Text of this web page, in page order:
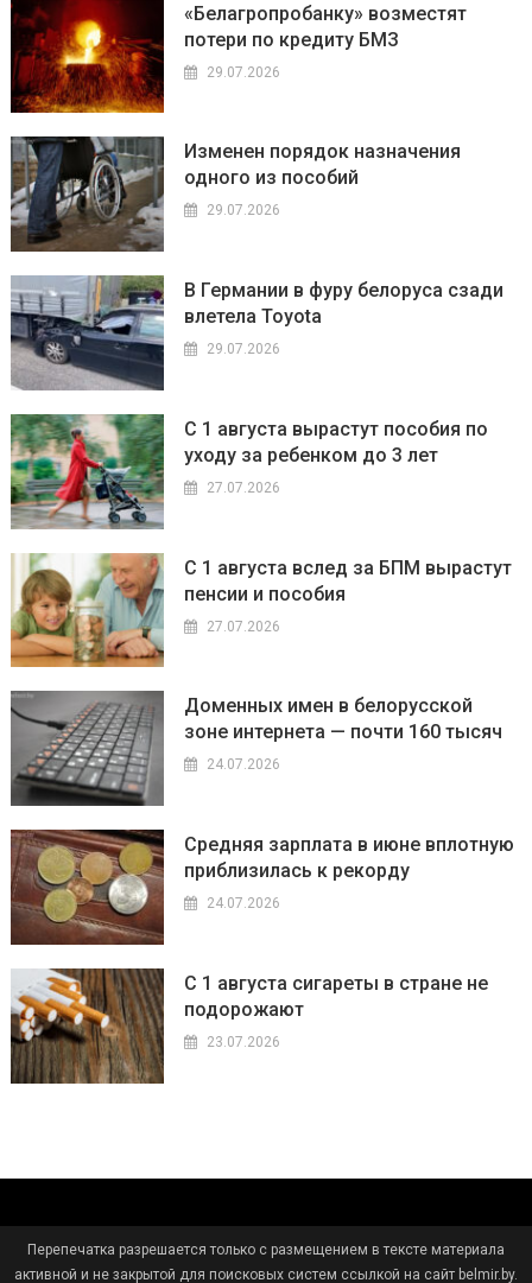
«Белагропробанку» возместят
потери по кредиту БМЗ
29.07.2026
Изменен порядок назначения
одного из пособий
29.07.2026
В Германии в фуру белоруса сзади
влетела Toyota
29.07.2026
С 1 августа вырастут пособия по
уходу за ребенком до 3 лет
27.07.2026
С 1 августа вслед за БПМ вырастут
пенсии и пособия
27.07.2026
Доменных имен в белорусской
зоне интернета — почти 160 тысяч
24.07.2026
Средняя зарплата в июне вплотную
приблизилась к рекорду
24.07.2026
С 1 августа сигареты в стране не
подорожают
23.07.2026
Перепечатка разрешается только с размещением в тексте материала
активной и не закрытой для поисковых систем ссылкой на сайт belmir.by.